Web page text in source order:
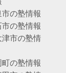
市の塾情報
市の塾情報
津市の塾情
町の塾情報